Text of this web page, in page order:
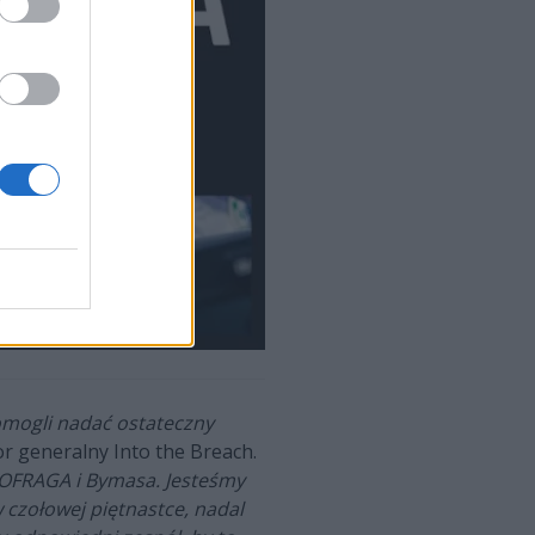
nadać ostateczny
generalny Into the Breach.
i Bymasa. Jesteśmy
piętnastce, nadal